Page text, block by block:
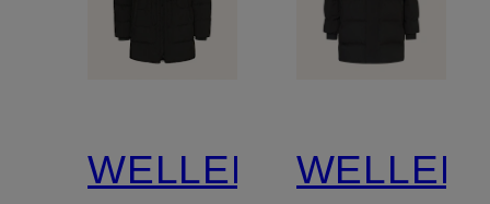
WELLENSTEYN